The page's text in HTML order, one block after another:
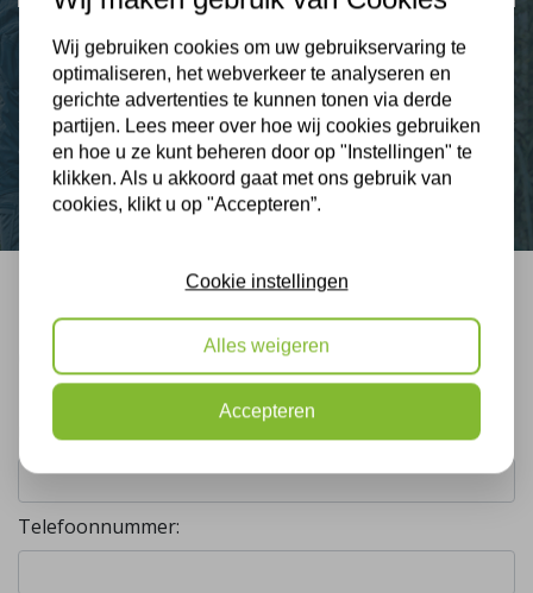
Nieuws
Contact
Bel mij terug
Gratis, vrijblijvend advies
Uw naam:
Telefoonnummer:
Wij gebruiken cookies om uw gebruikservaring te
optimaliseren, het webverkeer te analyseren en
gerichte advertenties te kunnen tonen via derde
partijen. Lees meer over hoe wij cookies gebruiken
en hoe u ze kunt beheren door op "Instellingen" te
klikken. Als u akkoord gaat met ons gebruik van
cookies, klikt u op "Accepteren”.
Cookie instellingen
Alles weigeren
Accepteren